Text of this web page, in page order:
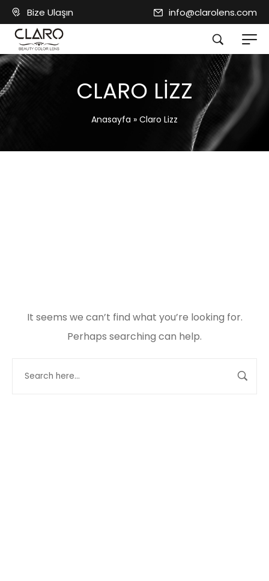
Bize Ulaşın info@clarolens.com
CLARO LIZZ
Anasayfa » Claro Lizz
It seems we can’t find what you’re looking for.
Perhaps searching can help.